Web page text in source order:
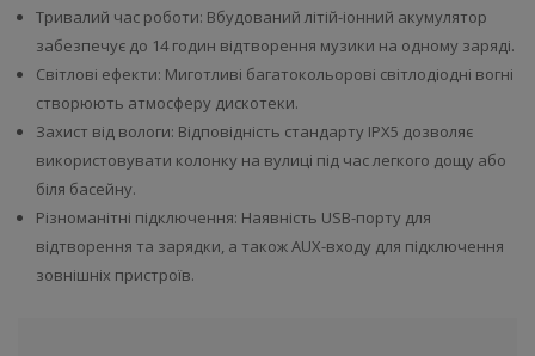
Тривалий час роботи: Вбудований літій-іонний акумулятор
забезпечує до 14 годин відтворення музики на одному заряді.
Світлові ефекти: Миготливі багатокольорові світлодіодні вогні
створюють атмосферу дискотеки.
Захист від вологи: Відповідність стандарту IPX5 дозволяє
використовувати колонку на вулиці під час легкого дощу або
біля басейну.
Різноманітні підключення: Наявність USB-порту для
відтворення та зарядки, а також AUX-входу для підключення
зовнішніх пристроїв.